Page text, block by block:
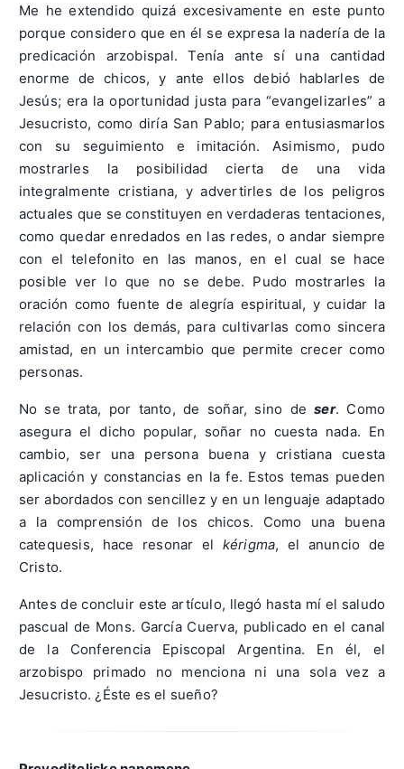
Me he extendido quizá excesivamente en este punto
porque considero que en él se expresa la nadería de la
predicación arzobispal. Tenía ante sí una cantidad
enorme de chicos, y ante ellos debió hablarles de
Jesús; era la oportunidad justa para “evangelizarles” a
Jesucristo, como diría San Pablo; para entusiasmarlos
con su seguimiento e imitación. Asimismo, pudo
mostrarles la posibilidad cierta de una vida
integralmente cristiana, y advertirles de los peligros
actuales que se constituyen en verdaderas tentaciones,
como quedar enredados en las redes, o andar siempre
con el telefonito en las manos, en el cual se hace
posible ver lo que no se debe. Pudo mostrarles la
oración como fuente de alegría espiritual, y cuidar la
relación con los demás, para cultivarlas como sincera
amistad, en un intercambio que permite crecer como
personas.
No se trata, por tanto, de soñar, sino deser. Como
asegura el dicho popular, soñar no cuesta nada. En
cambio, ser una persona buena y cristiana cuesta
aplicación y constancias en la fe. Estos temas pueden
ser abordados con sencillez y en un lenguaje adaptado
a la comprensión de los chicos. Como una buena
catequesis, hace resonar el kérigma, el anuncio de
Cristo.
Antes de concluir este artículo, llegó hasta mí el saludo
pascual de Mons. García Cuerva, publicado en el canal
de la Conferencia Episcopal Argentina. En él, el
arzobispo primado no menciona ni una sola vez a
Jesucristo. ¿Éste es el sueño?